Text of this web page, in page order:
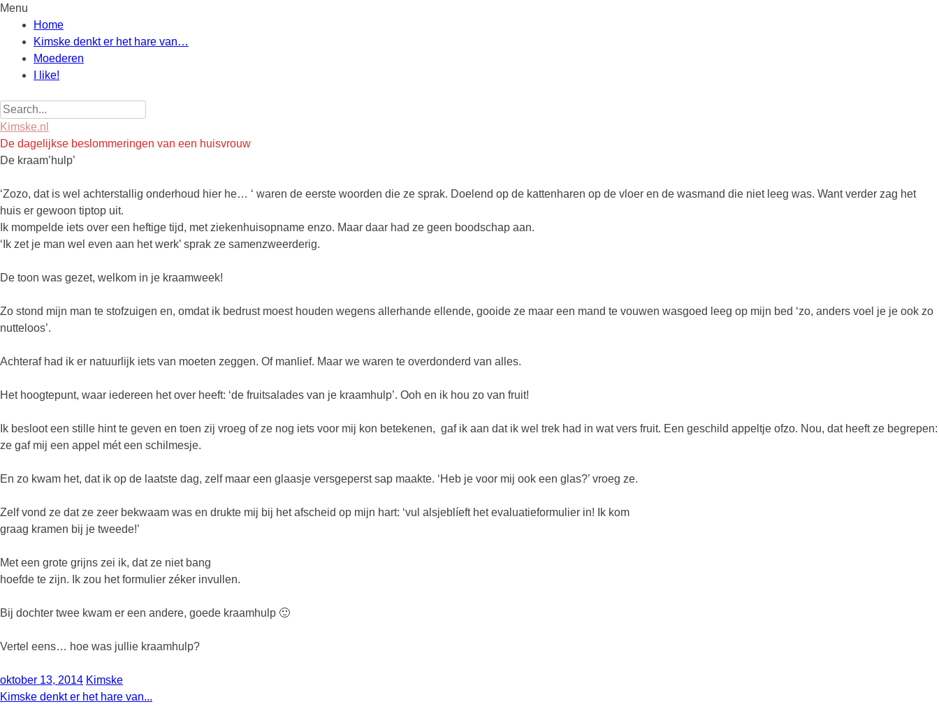
Menu
content
Home
Kimske denkt er het hare van…
Moederen
I like!
Search
for:
Kimske.nl
De dagelijkse beslommeringen van een huisvrouw
De kraam’hulp’
‘Zozo, dat is wel achterstallig onderhoud hier he… ‘ waren de eerste woorden die ze sprak. Doelend op de kattenharen op de vloer en de wasmand die niet leeg was. Want verder zag het
huis er gewoon tiptop uit.
Ik mompelde iets over een heftige tijd, met ziekenhuisopname enzo. Maar daar had ze geen boodschap aan.
‘Ik zet je man wel even aan het werk’ sprak ze samenzweerderig.
De toon was gezet, welkom in je kraamweek!
Zo stond mijn man te stofzuigen en, omdat ik bedrust moest houden wegens allerhande ellende, gooide ze maar een mand te vouwen wasgoed leeg op mijn bed ‘zo, anders voel je je ook zo
nutteloos’.
Achteraf had ik er natuurlijk iets van moeten zeggen. Of manlief. Maar we waren te overdonderd van alles.
Het hoogtepunt, waar iedereen het over heeft: ‘de fruitsalades van je kraamhulp’. Ooh en ik hou zo van fruit!
Ik besloot een stille hint te geven en toen zij vroeg of ze nog iets voor mij kon betekenen, gaf ik aan dat ik wel trek had in wat vers fruit. Een geschild appeltje ofzo. Nou, dat heeft ze begrepen:
ze gaf mij een appel mét een schilmesje.
En zo kwam het, dat ik op de laatste dag, zelf maar een glaasje versgeperst sap maakte. ‘Heb je voor mij ook een glas?’ vroeg ze.
Zelf vond ze dat ze zeer bekwaam was en drukte mij bij het afscheid op mijn hart: ‘vul alsjeblíeft het evaluatieformulier in! Ik kom
graag kramen bij je tweede!’
Met een grote grijns zei ik, dat ze niet bang
hoefde te zijn. Ik zou het formulier zéker invullen.
Bij dochter twee kwam er een andere, goede kraamhulp 🙂
Vertel eens… hoe was jullie kraamhulp?
oktober 13, 2014 Kimske
Kimske denkt er het hare van...